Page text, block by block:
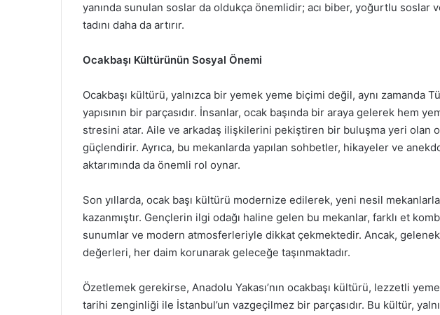
yanında sunulan soslar da oldukça önemlidir; acı biber, yoğurtlu soslar
tadını daha da artırır.
Ocakbaşı Kültürünün Sosyal Önemi
Ocakbaşı kültürü, yalnızca bir yemek yeme biçimi değil, aynı zamanda
yapısının bir parçasıdır. İnsanlar, ocak başında bir araya gelerek hem
stresini atar. Aile ve arkadaş ilişkilerini pekiştiren bir buluşma yeri olan
güçlendirir. Ayrıca, bu mekanlarda yapılan sohbetler, hikayeler ve
aktarımında da önemli rol oynar.
Son yıllarda, ocak başı kültürü modernize edilerek, yeni nesil
kazanmıştır. Gençlerin ilgi odağı haline gelen bu mekanlar, farklı et
sunumlar ve modern atmosferleriyle dikkat çekmektedir. Ancak,
değerleri, her daim korunarak geleceğe taşınmaktadır.
Özetlemek gerekirse, Anadolu Yakası’nın ocakbaşı kültürü, lezzetli
tarihi zenginliği ile İstanbul’un vazgeçilmez bir parçasıdır. Bu kültür,